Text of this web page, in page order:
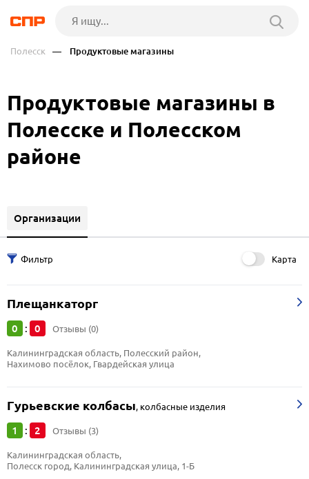
Полесск — Продуктовые магазины
Продуктовые магазины в
Полесске и Полесском
районе
Организации
Карта
Плещанкаторг
0 : 0 Отзывы (0)
Калининградская область, Полесский район,
Нахимово посёлок, Гвардейская улица
Гурьевские колбасы, колбасные изделия
1 : 2 Отзывы (3)
Калининградская область,
Полесск город, Калининградская улица, 1-Б